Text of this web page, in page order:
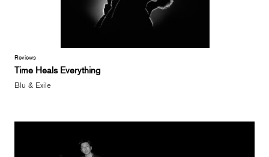
Reviews
Time Heals Everything
Blu & Exile